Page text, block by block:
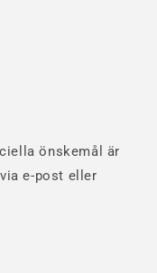
önskemål är
e-post eller